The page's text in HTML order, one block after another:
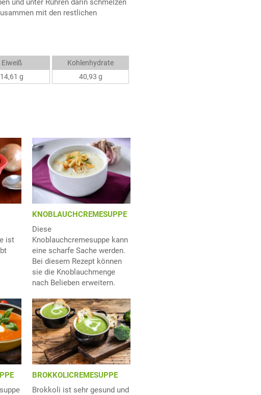
und unter Rühren darin schmelzen
mit den restlichen
Eiweiß
14,61 g
Kohlenhydrate
40,93 g
ist
KNOBLAUCHCREMESUPPE
Diese
Knoblauchcremesuppe kann
eine scharfe Sache werden.
Bei diesem Rezept können
sie die Knoblauchmenge
nach Belieben erweitern.
BROKKOLICREMESUPPE
Brokkoli ist sehr gesund und